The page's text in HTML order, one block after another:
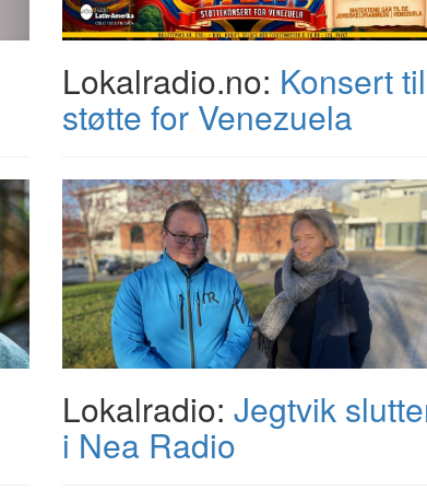
Lokalradio.no: Konsert til
støtte for Venezuela
Lokalradio: Jegtvik
i Nea Radio